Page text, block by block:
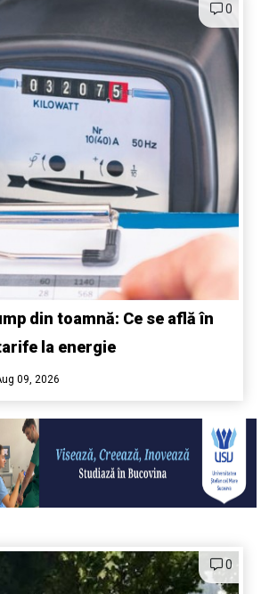
0
din toamnă: Ce se află în
la energie
09, 2026
0